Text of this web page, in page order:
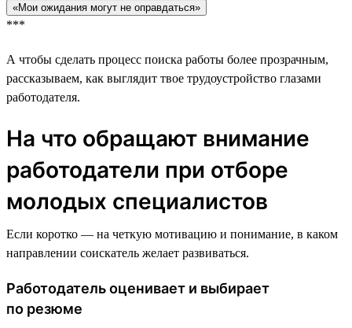
«Мои ожидания могут не оправдаться»
***
А чтобы сделать процесс поиска работы более прозрачным,
рассказываем, как выглядит твое трудоустройство глазами
работодателя.
На что обращают внимание
работодатели при отборе
молодых специалистов
Если коротко — на четкую мотивацию и понимание, в каком
направлении соискатель желает развиваться.
Работодатель оценивает и выбирает
по резюме